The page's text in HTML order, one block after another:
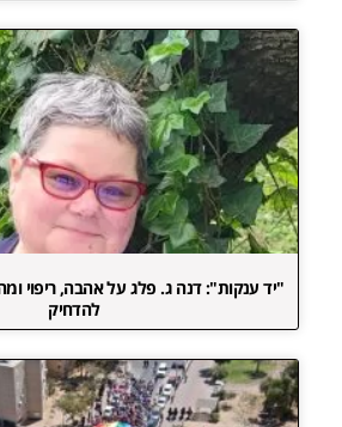
"יד ענקות": דנה ג. פלג על אהבה, ריפוי
להדחיק